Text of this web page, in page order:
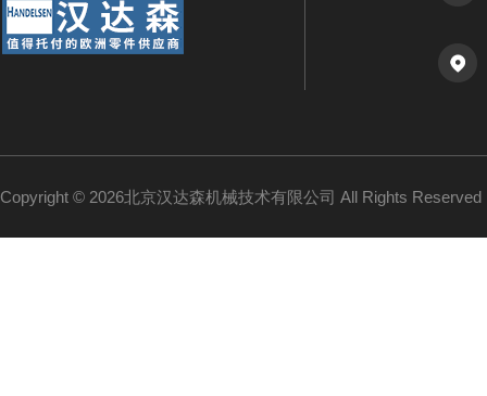
Copyright © 2026北京汉达森机械技术有限公司 All Rights